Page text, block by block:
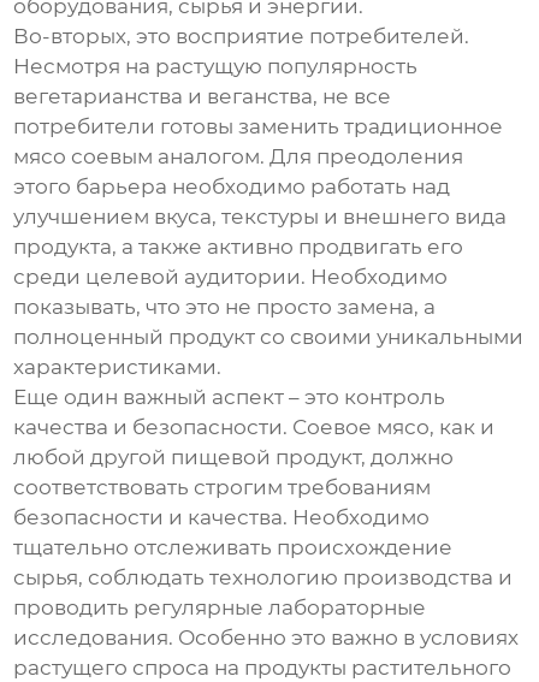
оборудования, сырья и энергии.
Во-вторых, это восприятие потребителей.
Несмотря на растущую популярность
вегетарианства и веганства, не все
потребители готовы заменить традиционное
мясо соевым аналогом. Для преодоления
этого барьера необходимо работать над
улучшением вкуса, текстуры и внешнего вида
продукта, а также активно продвигать его
среди целевой аудитории. Необходимо
показывать, что это не просто замена, а
полноценный продукт со своими уникальными
характеристиками.
Еще один важный аспект – это контроль
качества и безопасности. Соевое мясо, как и
любой другой пищевой продукт, должно
соответствовать строгим требованиям
безопасности и качества. Необходимо
тщательно отслеживать происхождение
сырья, соблюдать технологию производства и
проводить регулярные лабораторные
исследования. Особенно это важно в условиях
растущего спроса на продукты растительного